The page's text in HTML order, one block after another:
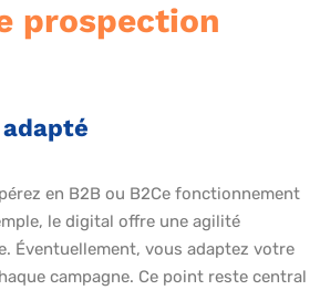
prospection
en B2B ou B2Ce fonctionnement
le digital offre une agilité
Éventuellement, vous adaptez votre
campagne. Ce point reste central